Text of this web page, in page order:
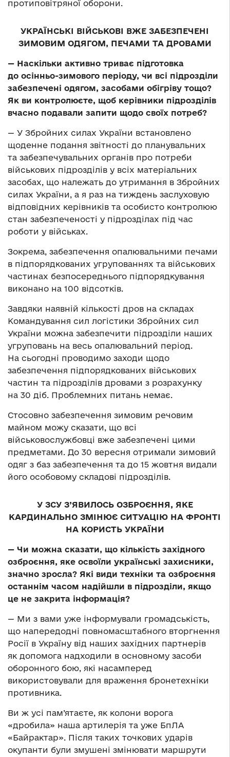
протиповітряної оборони.
УКРАЇНСЬКІ ВІЙСЬКОВІ ВЖЕ ЗАБЕЗПЕЧЕНІ
ЗИМОВИМ ОДЯГОМ, ПЕЧАМИ ТА ДРОВАМИ
— Наскільки активно триває підготовка
до осінньо-зимового періоду, чи всі підрозділи
забезпечені одягом, засобами обігріву тощо?
Як ви контролюєте, щоб керівники підрозділів
вчасно подавали запити щодо своїх потреб?
— У Збройних силах України встановлено
щоденне подання звітності до планувальних
та забезпечувальних органів про потреби
військових підрозділів у всіх матеріальних
засобах, що належать до утримання в Збройних
силах України, а я раз на тиждень заслуховую
відповідних керівників та особисто контролюю
стан забезпеченості у підрозділах під час
роботи у військах.
Зокрема, забезпечення опалювальними печами
в підпорядкованих угрупованнях та військових
частинах безпосереднього підпорядкування
виконано на 100 відсотків.
Завдяки наявній кількості дров на складах
Командування сил логістики Збройних сил
України можна забезпечити підрозділи наших
угруповань на весь опалювальний період.
На сьогодні проводимо заходи щодо
забезпечення підпорядкованих військових
частин та підрозділів дровами з розрахунку
на 30 діб. Проблемних питань немає.
Стосовно забезпечення зимовим речовим
майном можу сказати, що всі
військовослужбовці вже забезпечені цими
предметами. До 30 вересня отримали зимовий
одяг з баз забезпечення та до 15 жовтня видали
його особовому складові підрозділів.
У ЗСУ З’ЯВИЛОСЬ ОЗБРОЄННЯ, ЯКЕ
КАРДИНАЛЬНО ЗМІНЮЄ СИТУАЦІЮ НА ФРОНТІ
НА КОРИСТЬ УКРАЇНИ
— Чи можна сказати, що кількість західного
озброєння, яке освоїли українські захисники,
значно зросла? Які види техніки та озброєння
останнім часом надійшли в підрозділи, якщо
це не закрита інформація?
— Ми з вами уже інформували громадськість,
що напередодні повномасштабного вторгнення
Росії в Україну від наших західних партнерів
як допомога надходили в основному засоби
оборонного бою, які насамперед
використовували для враження бронетехніки
противника.
Ви ж усі пам’ятаєте, як колони ворога
«дробила» наша артилерія та уже БпЛА
«Байрактар». Після таких точкових ударів
окупанти були змушені змінювати маршрути